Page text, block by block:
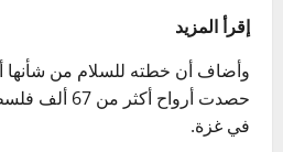
إقرأ المزيد
وأضاف أن خطته للسلام من
حصدت أرواح
في غزة.